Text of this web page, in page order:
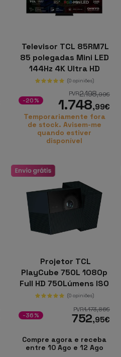
Televisor TCL 85RM7L
85 polegadas Mini LED
144Hz 4K Ultra HD
Google TV
(0 opiniões)
PVR2.198,99€
1.748,99€
-20%
Temporariamente fora
de stock. Avisem-me
quando estiver
disponível
Projetor TCL
PlayCube 750L 1080p
Full HD 750Lúmens ISO
DLP LED Google TV
(0 opiniões)
PVR1.173,86€
752,95€
-36%
Compre agora e receba
entre 10 Ago e 12 Ago